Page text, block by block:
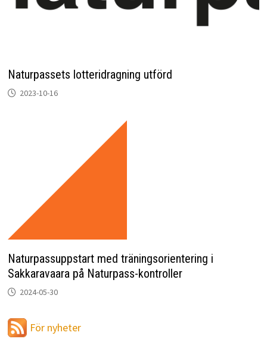
Naturpassets lotteridragning utförd
2023-10-16
Naturpassuppstart med träningsorientering i
Sakkaravaara på Naturpass-kontroller
2024-05-30
För nyheter